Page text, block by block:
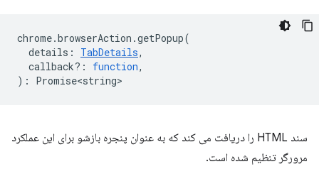
chrome.browserAction .getPopup(
details : TabDetails,
callback? : function,
) : Promise<string>
سند HTML را دریافت می کند که به عنوان پنجره بازشو برای این عملکرد
مرورگر تنظیم شده است.